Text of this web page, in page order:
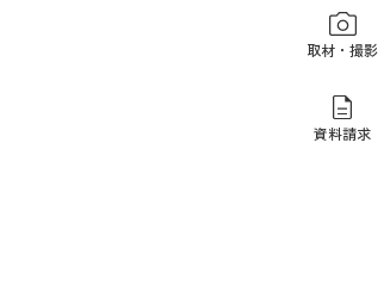
取材・撮影
資料請求